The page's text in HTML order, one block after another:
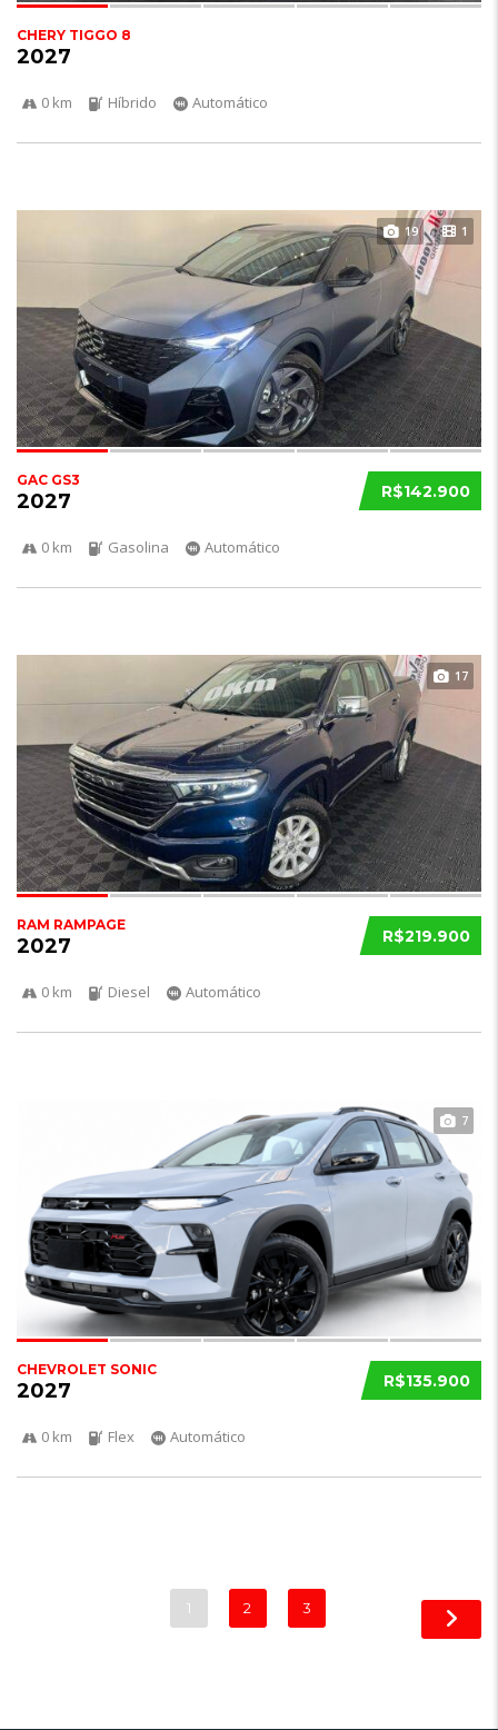
CHERY TIGGO 8
2027
0 km Híbrido Automático
19 1
R$142.900
GAC GS3
2027
0 km Gasolina Automático
17
R$219.900
RAM RAMPAGE
2027
0 km Diesel Automático
7
R$135.900
CHEVROLET SONIC
2027
0 km Flex Automático
1 2 3